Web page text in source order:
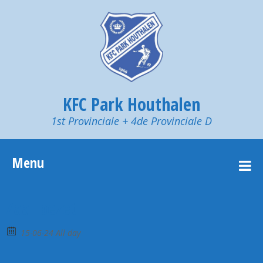
KFC Park Houthalen
1st Provinciale + 4de Provinciale D
Menu
15-06-24 All day